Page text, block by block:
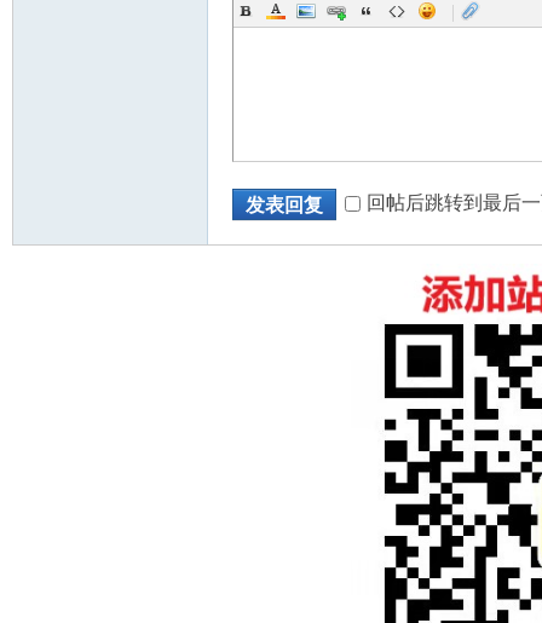
|
发表回复 回帖后跳转到最后